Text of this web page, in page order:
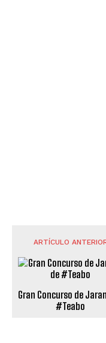
ARTÍCULO
Gran Concurso de
#Teabo